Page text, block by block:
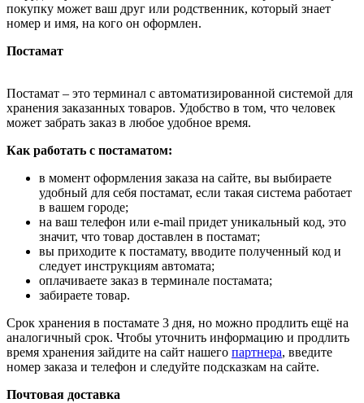
покупку может ваш друг или родственник, который знает
номер и имя, на кого он оформлен.
Постамат
Постамат – это терминал с автоматизированной системой для
хранения заказанных товаров. Удобство в том, что человек
может забрать заказ в любое удобное время.
Как работать с постаматом:
в момент оформления заказа на сайте, вы выбираете
удобный для себя постамат, если такая система работает
в вашем городе;
на ваш телефон или e-mail придет уникальный код, это
значит, что товар доставлен в постамат;
вы приходите к постамату, вводите полученный код и
следует инструкциям автомата;
оплачиваете заказ в терминале постамата;
забираете товар.
Срок хранения в постамате 3 дня, но можно продлить ещё на
аналогичный срок. Чтобы уточнить информацию и продлить
время хранения зайдите на сайт нашего партнера, введите
номер заказа и телефон и следуйте подсказкам на сайте.
Почтовая доставка